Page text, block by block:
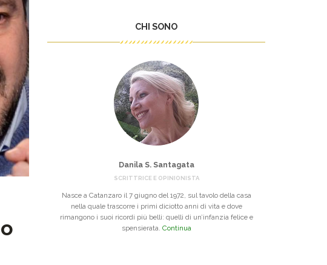
CHI SONO
Danila S. Santagata
SCRITTRICE E OPINIONISTA
Nasce a Catanzaro il 7 giugno del 1972, sul tavolo della casa
nella quale trascorre i primi diciotto anni di vita e dove
rimangono i suoi ricordi più belli: quelli di un’infanzia felice e
spensierata. Continua